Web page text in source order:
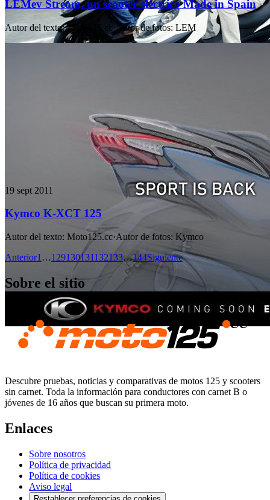
LEMev Stream, un scooter eléctrico Made in Spain
Autor del texto: Moto125.cc·Autor de fotos: LEM
19 sept 2011
Kymco K-XCT 125
Autor del texto: Moto125.cc·Autor de fotos: Kymco
Anterior1 …129130131132133…144Siguiente
Sobre el sitio
Descubre pruebas, noticias y comparativas de motos 125 y scooters
sin carnet. Toda la información para conductores con carnet B o
jóvenes de 16 años que buscan su primera moto.
Enlaces
Sobre nosotros
Política de privacidad
Política de cookies
Aviso legal